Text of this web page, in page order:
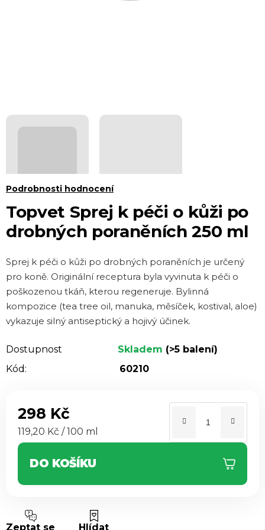
Topvet Sprej k péči o kůži po
drobných poraněních 250 ml
Průměrné
produktu
je
z 5
hvězdiček.
Podrobnosti hodnocení
Sprej k péči o kůži po drobných poraněních je určený
pro koně. Originální receptura byla vyvinuta k péči o
poškozenou tkáň, kterou regeneruje. Bylinná
kompozice (tea tree oil, manuka, měsíček, kostival, aloe)
vykazuje silný antiseptický a hojivý účinek.
Dostupnost Skladem (>5 balení)
Kód:
60210
298 Kč
Měrná cena:
119,20 Kč / 100 ml
DO KOŠÍKU
Zeptat se Hlídat